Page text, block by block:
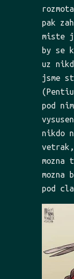
pak
miste
by se
uz
jsme
pod
nikdo
mozna
pod